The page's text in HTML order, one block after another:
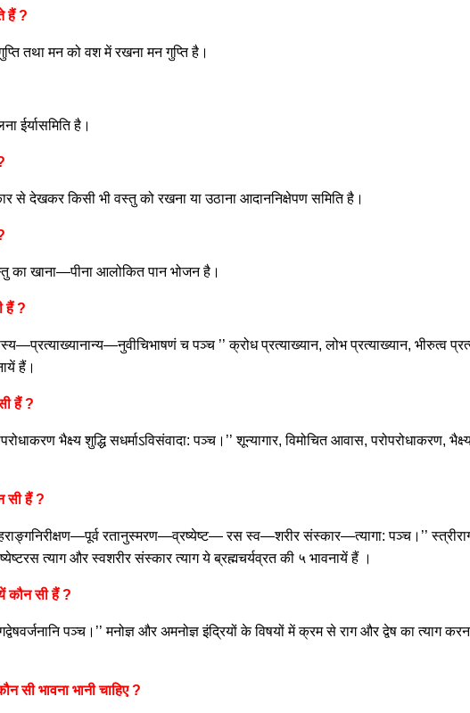
हैं ?
तथा मन को वश में रखना मन गुप्ति है।
ईर्यासमिति है।
से देखकर किसी भी वस्तु को रखना या उठाना आदाननिक्षेपण समिति है।
खाना—पीना आलोकित पान भोजन है।
हैं ?
च पञ्च ’’ क्रोध प्रत्याख्यान, लोभ प्रत्याख्यान, भीरुत्व
हैं।
हैं ?
भैक्ष्य शुद्धि सधर्माऽविसंवादा: पञ्च।’’ शून्यागार, विमोचित आवास, परोपरोधाकरण,
सी हैं ?
रतानुस्मरण—व्रष्येष्ट— रस स्व—शरीर संस्कार—त्यागा: पञ्च।’’
त्याग और स्वशरीर संस्कार त्याग ये ब्रह्मचर्यव्रत की ५ भावनायें हैं ।
कौन सी हैं ?
पञ्च।’’ मनोज्ञ और अमनोज्ञ इंद्रियों के विषयों में क्रम से राग और द्वेष का त्याग
सी भावना भानी चाहिए ?